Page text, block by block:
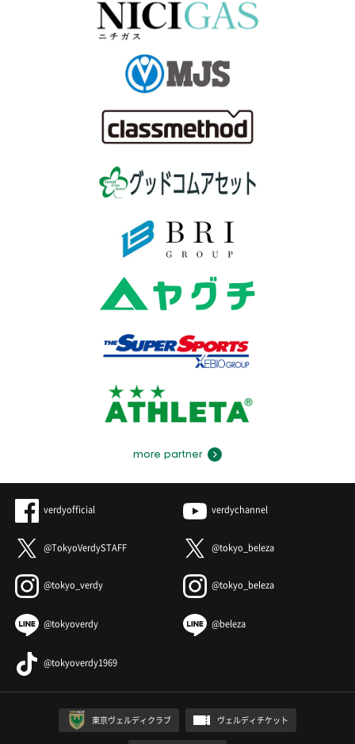
more partner
verdyofficial verdychannel
@TokyoVerdySTAFF @tokyo_beleza
@tokyo_verdy @tokyo_beleza
@tokyoverdy @beleza
@tokyoverdy1969
東京ヴェルディクラブ ヴェルディチケット